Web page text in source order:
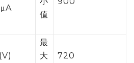
值
(V)
最
大
720